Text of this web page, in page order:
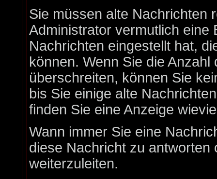
Sie müssen alte Nachrichten
Administrator vermutlich eine
Nachrichten eingestellt hat,
können. Wenn Sie die
überschreiten, können Sie
bis Sie einige alte
finden Sie eine Anzeige
Wann immer Sie eine
diese Nachricht zu
weiterzuleiten.